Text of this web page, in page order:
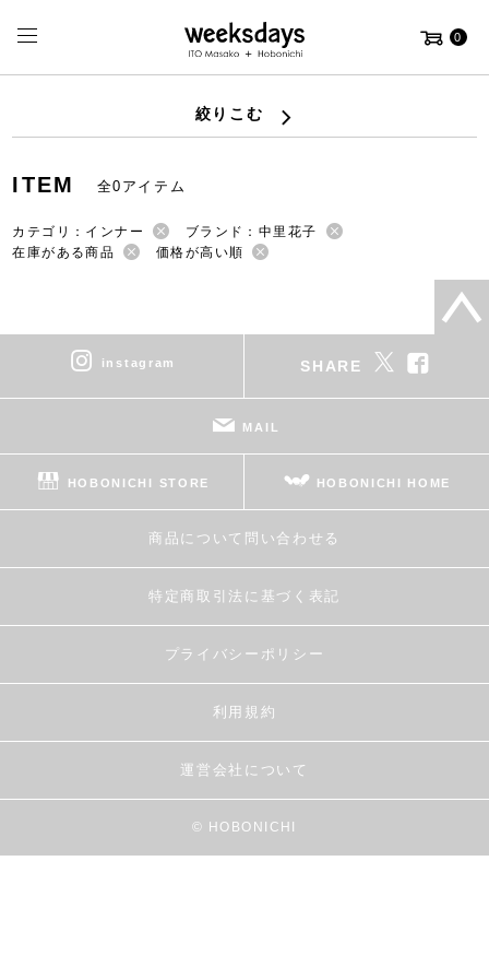
0
絞りこむ
ITEM 全0アイテム
カテゴリ：インナー
ブランド：中里花子
在庫がある商品
価格が高い順
instagram SHARE
MAIL
HOBONICHI STORE HOBONICHI HOME
商品について問い合わせる
特定商取引法に基づく表記
プライバシーポリシー
利用規約
運営会社について
© HOBONICHI